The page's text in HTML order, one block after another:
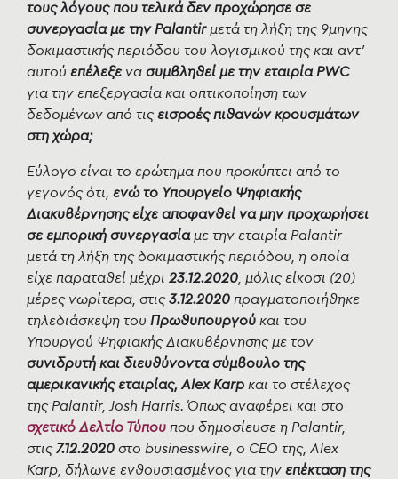
τους λόγους που τελικά δεν προχώρησε σε
συνεργασία με την Palantirμετά τη λήξη της 9μηνης
δοκιμαστικής περιόδου του λογισμικού της και αντ'
αυτού επέλεξε να συμβληθεί με την εταιρία PWC
για την επεξεργασία και οπτικοποίηση των
δεδομένων από τιςεισροές πιθανών κρουσμάτων
στη χώρα;
Εύλογο είναι το ερώτημα που προκύπτει από το
γεγονός ότι, ενώ το Υπουργείο Ψηφιακής
Διακυβέρνησης είχε αποφανθεί να μην προχωρήσει
σε εμπορική συνεργασίαμε την εταιρία Palantir
μετά τη λήξη της δοκιμαστικής περιόδου, η οποία
είχε παραταθεί μέχρι 23.12.2020, μόλις είκοσι (20)
μέρες νωρίτερα, στις3.12.2020 πραγματοποιήθηκε
τηλεδιάσκεψη του Πρωθυπουργού και του
Υπουργού Ψηφιακής Διακυβέρνησης με τον
συνιδρυτή και διευθύνοντα σύμβουλο της
αμερικανικής εταιρίας, Alex Karp και το στέλεχος
της Palantir, Josh Harris. Όπως αναφέρει και στο
σχετικό Δελτίο Τύπου που δημοσίευσε η Palantir,
στις7.12.2020 στο businesswire, ο CEO της, Alex
Karp, δήλωνε ενθουσιασμένος για την επέκταση της